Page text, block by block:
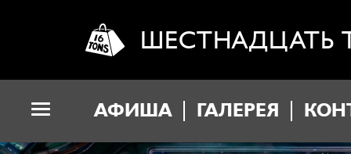
ШЕСТНАДЦАТЬ
АФИША ГАЛЕРЕЯ